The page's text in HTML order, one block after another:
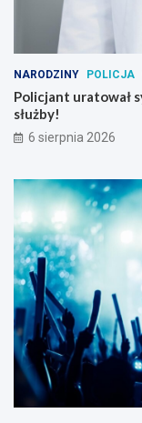
NARODZINY POLICJA
Policjant uratował
służby!
6 sierpnia 2026